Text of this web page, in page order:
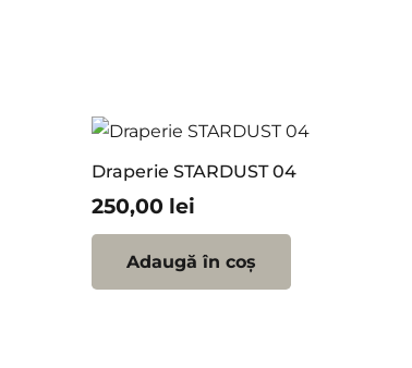
Draperie STARDUST 04
250,00 lei
Adaugă în coș